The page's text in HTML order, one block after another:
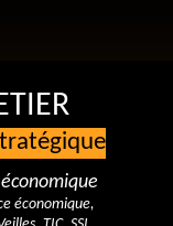
économique,